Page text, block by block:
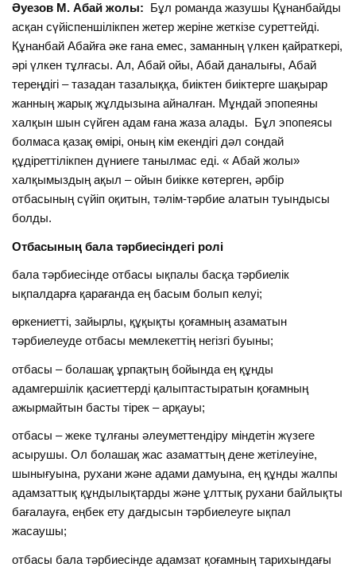
Әуезов М. Абай жолы: Бұл романда жазушы Құнанбайды
асқан сүйіспеншілікпен жетер жеріне жеткізе суреттейді.
Құнанбай Абайға әке ғана емес, заманның үлкен қайраткері,
әрі үлкен тұлғасы. Ал, Абай ойы, Абай даналығы, Абай
тереңдігі – тазадан тазалыққа, биіктен биіктерге шақырар
жанның жарық жұлдызына айналған. Мұндай эпопеяны
халқын шын сүйген адам ғана жаза алады. Бұл эпопеясы
болмаса қазақ өмірі, оның кім екендігі дәл сондай
құдіреттілікпен дүниеге танылмас еді. « Абай жолы»
халқымыздың ақыл – ойын биікке көтерген, әрбір
отбасының сүйіп оқитын, тәлім-тәрбие алатын туындысы
болды.
Отбасының бала тәрбиесіндегі ролі
бала тәрбиесінде отбасы ықпалы басқа тәрбиелік
ықпалдарға қарағанда ең басым болып келуі;
өркениетті, зайырлы, құқықты қоғамның азаматын
тәрбиелеуде отбасы мемлекеттің негізгі буыны;
отбасы – болашақ ұрпақтың бойында ең құнды
адамгершілік қасиеттерді қалыптастыратын қоғамның
ажырмайтын басты тірек – арқауы;
отбасы – жеке тұлғаны әлеуметтендіру міндетін жүзеге
асырушы. Ол болашақ жас азаматтың дене жетілеуіне,
шынығуына, рухани және адами дамуына, ең құнды жалпы
адамзаттық құндылықтарды және ұлттық рухани байлықты
бағалауға, еңбек ету дағдысын тәрбиелеуге ықпал
жасаушы;
отбасы бала тәрбиесінде адамзат қоғамның тарихындағы